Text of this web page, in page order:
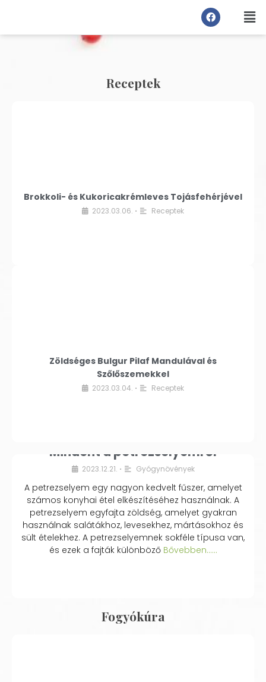
Receptek
Brokkoli- és Kukoricakrémleves Tojásfehérjével
2023.03.06. • Receptek
Zöldséges Bulgur Pilaf Mandulával és
Szőlőszemekkel
2023.03.04. • Receptek
Mindent a petrezselyemről
2023.12.21. • Gyógynövények
A petrezselyem egy nagyon kedvelt fűszer, amelyet
számos konyhai étel elkészítéséhez használnak. A
petrezselyem egyfajta zöldség, amelyet gyakran
használnak salátákhoz, levesekhez, mártásokhoz és
sült ételekhez. A petrezselyemnek sokféle típusa van,
és ezek a fajták különbözőBővebben...…
Fogyókúra